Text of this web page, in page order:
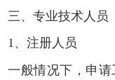
三、专业技术人员
1、注册人员
一般情况下，申